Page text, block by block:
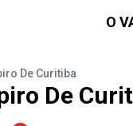
O
De Curitiba
De